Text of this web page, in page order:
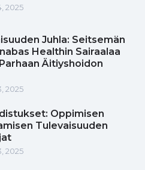
2025
Juhla: Seitsemän
Healthin Sairaalaa
Äitiyshoidon
2025
Oppimisen
Tulevaisuuden
2025